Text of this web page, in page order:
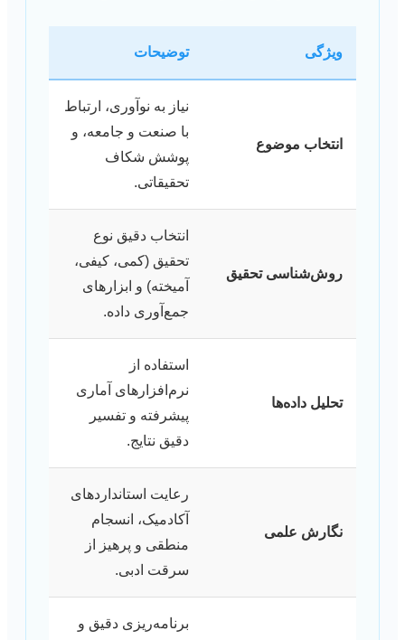
ویژگی توضیحات
انتخاب موضوع
نیاز به نوآوری، ارتباط
با صنعت و جامعه، و
پوشش شکاف
تحقیقاتی.
روش‌شناسی تحقیق
انتخاب دقیق نوع
تحقیق (کمی، کیفی،
آمیخته) و ابزارهای
جمع‌آوری داده.
تحلیل داده‌ها
استفاده از
نرم‌افزارهای آماری
پیشرفته و تفسیر
دقیق نتایج.
نگارش علمی
رعایت استانداردهای
آکادمیک، انسجام
منطقی و پرهیز از
سرقت ادبی.
برنامه‌ریزی دقیق و